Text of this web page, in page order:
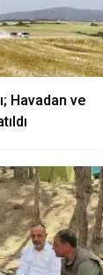
Havadan ve